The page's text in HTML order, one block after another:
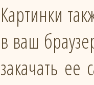
Картинки
в ваш
закачать